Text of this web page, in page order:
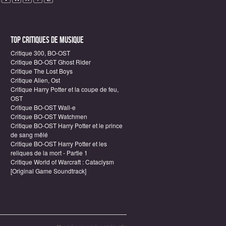
Top critiques de Musique
Critique 300, BO-OST
Critique BO-OST Ghost Rider
Critique The Lost Boys
Critique Alien, Ost
Critique Harry Potter et la coupe de feu,
OST
Critique BO-OST Wall-e
Critique BO-OST Watchmen
Critique BO-OST Harry Potter et le prince
de sang mêlé
Critique BO-OST Harry Potter et les
reliques de la mort - Partie 1
Critique World of Warcraft : Cataclysm
[Original Game Soundtrack]